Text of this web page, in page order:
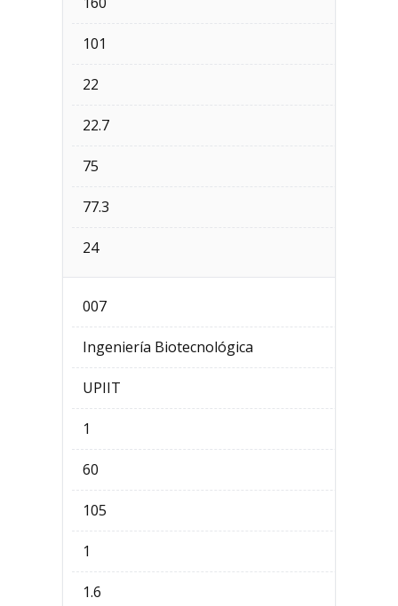
101
22
22.7
75
77.3
24
007
Ingeniería Biotecnológica
UPIIT
1
60
105
1
1.6